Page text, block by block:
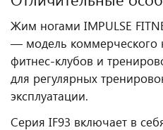
Жим ногами IMPULSE
— модель коммерческого
фитнес‑клубов и
для регулярных
эксплуатации.
Серия IF93 включает в